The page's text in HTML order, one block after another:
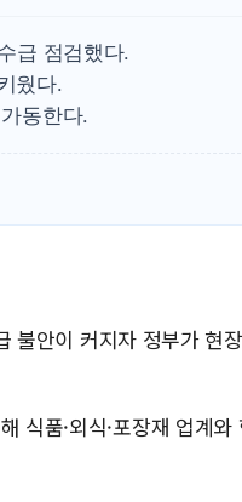
컴투스 '제
네이버 클
서울 재건
급 점검했다.
웠다.
동한다.
불안이 커지자 정부가 현
식품·외식·포장재 업계와